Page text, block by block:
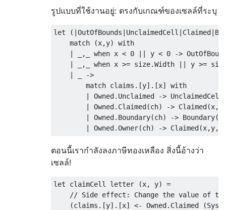
รูปแบบที่ใช้งานอยู่: ตรงกับเกณฑ์ของเซลล์ที่ระบุ
let
    match (x,y) with
| _,_ when x < 0 || y < 0 ->
| _,_ when x >= size.Width || y >=
    | _ ->
        match claims.[y].[x] with
| Owned.Unclaimed ->
| Owned.Claimed(ch) ->
| Owned.Boundary(ch) ->
ตอนนี้เรากำลังลงภาษีทองเหลือง สิ่งนี้อ้างว่า
เซลล์!
let claimCell letter (x, y) =
// Side effect: Change the value of